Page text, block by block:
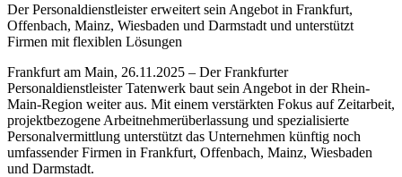
Der Personaldienstleister erweitert sein Angebot in Frankfurt,
Offenbach, Mainz, Wiesbaden und Darmstadt und unterstützt
Firmen mit flexiblen Lösungen
Frankfurt am Main, 26.11.2025 – Der Frankfurter
Personaldienstleister Tatenwerk baut sein Angebot in der Rhein-
Main-Region weiter aus. Mit einem verstärkten Fokus auf Zeitarbeit,
projektbezogene Arbeitnehmerüberlassung und spezialisierte
Personalvermittlung unterstützt das Unternehmen künftig noch
umfassender Firmen in Frankfurt, Offenbach, Mainz, Wiesbaden
und Darmstadt.